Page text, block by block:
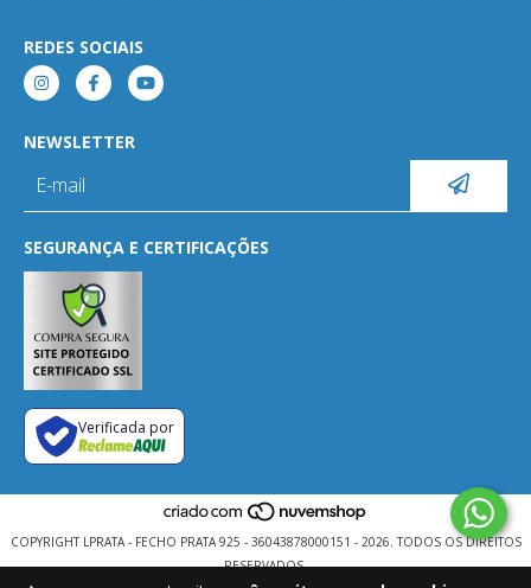
REDES SOCIAIS
NEWSLETTER
SEGURANÇA E CERTIFICAÇÕES
Verificada por
COPYRIGHT LPRATA - FECHO PRATA 925 - 36043878000151 - 2026. TODOS OS DIREITOS
RESERVADOS.